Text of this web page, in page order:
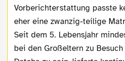
Vorberichterstattung passte
eher eine zwanzig-teilige
Seit dem 5. Lebensjahr
bei den Großeltern zu